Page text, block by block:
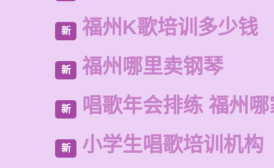
新 福州K歌培训多少钱
新 福州哪里卖钢琴
新 唱歌年会排练 福州
新 小学生唱歌培训机构